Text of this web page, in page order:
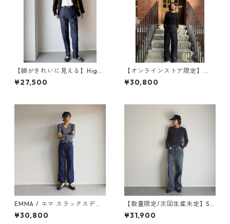
【脚がきれいに見える】Highr
ise Straight ハイライズスト
レート / WB26112-RIGID BLU
¥27,500
【オンラインストア限定】
【今日、一番きれいなデニ
ム。】WIDESPRING ワイドス
¥30,800
EMMA / エマ スラックスデニ
ム RIGID BLUE - WB24113
¥30,800
【数量限定/次回生産未定】SA
LUU サルー / WB25300-GR
EY
¥31,900